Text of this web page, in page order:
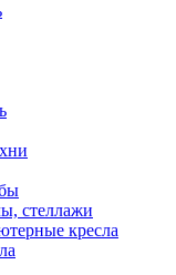
стеллажи
кресла